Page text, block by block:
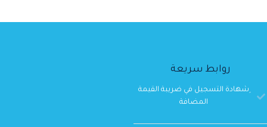
روابط سريعة
ِشهادة التسجيل في ضريبة القيمة
المضافة